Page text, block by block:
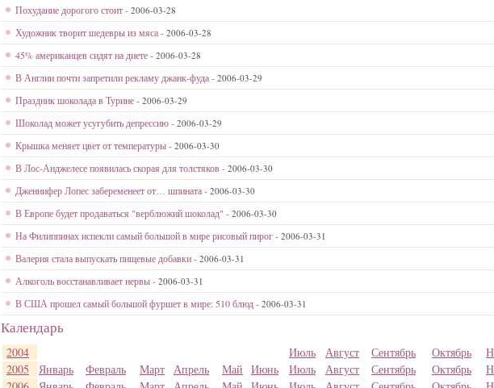
Похудание дорогого стоит - 2006-03-28
Художник творит шедевры из мяса - 2006-03-28
45% американцев сидят на диете - 2006-03-28
В Англии почти запретили рекламу джанк-фуда - 2006-03-29
Праздник шоколада в Турине - 2006-03-29
Шоколад может усугубить депрессию - 2006-03-29
Крышка меняет цвет от температуры - 2006-03-30
В Лос-Анджелесе появилась скорая для толстяков - 2006-03-30
Дженнифер Лопес забеременеет от… шпината - 2006-03-30
В Европе будет продаваться "верблюжий шоколад" - 2006-03-30
На Филиппинах испекли самый большой в мире рисовый пирог - 2006-03-31
Валерия стала выпускать пищевые добавки - 2006-03-31
Алкоголь восстанавливает нервы - 2006-03-31
В США прошел самый большой фуршет в мире: 510 блюд - 2006-03-31
Календарь
2004 Июль Август Сентябрь Октябрь
2005
Январь Февраль Март Апрель Май Июнь Июль Август Сентябрь Октябрь